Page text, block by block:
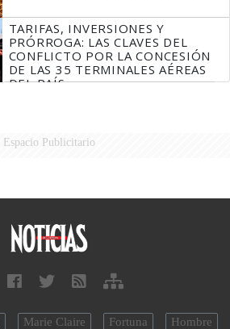
TARIFAS, INVERSIONES Y
PRÓRROGA: LAS CLAVES DEL
CONFLICTO POR LA CONCESIÓN
DE LAS 35 TERMINALES AÉREAS
DEL PAÍS
Espacio Publicitario
Marie Claire Fortuna Hombre